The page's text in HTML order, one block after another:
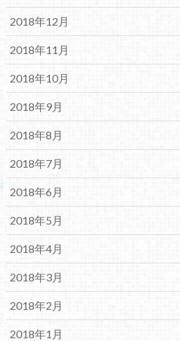
2018年12月
2018年11月
2018年10月
2018年9月
2018年8月
2018年7月
2018年6月
2018年5月
2018年4月
2018年3月
2018年2月
2018年1月